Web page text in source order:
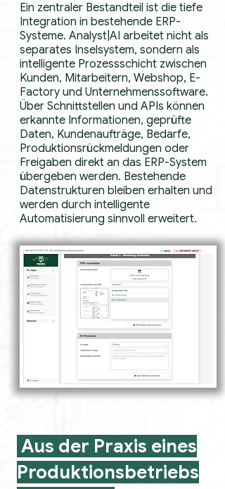
Ein zentraler Bestandteil ist die tiefe
Integration in bestehende ERP-
Systeme. Analyst|AI arbeitet nicht als
separates Inselsystem, sondern als
intelligente Prozessschicht zwischen
Kunden, Mitarbeitern, Webshop, E-
Factory und Unternehmenssoftware.
Über Schnittstellen und APIs können
erkannte Informationen, geprüfte
Daten, Kundenaufträge, Bedarfe,
Produktionsrückmeldungen oder
Freigaben direkt an das ERP-System
übergeben werden. Bestehende
Datenstrukturen bleiben erhalten und
werden durch intelligente
Automatisierung sinnvoll erweitert.
Aus der Praxis eines
Produktionsbetriebs